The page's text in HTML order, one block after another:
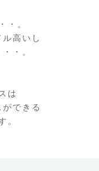
・。
高いし
・。
は
できる
。